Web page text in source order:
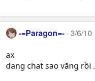
-=Paragon=- 3/6/10
ax
dang chat sao văng rồi .